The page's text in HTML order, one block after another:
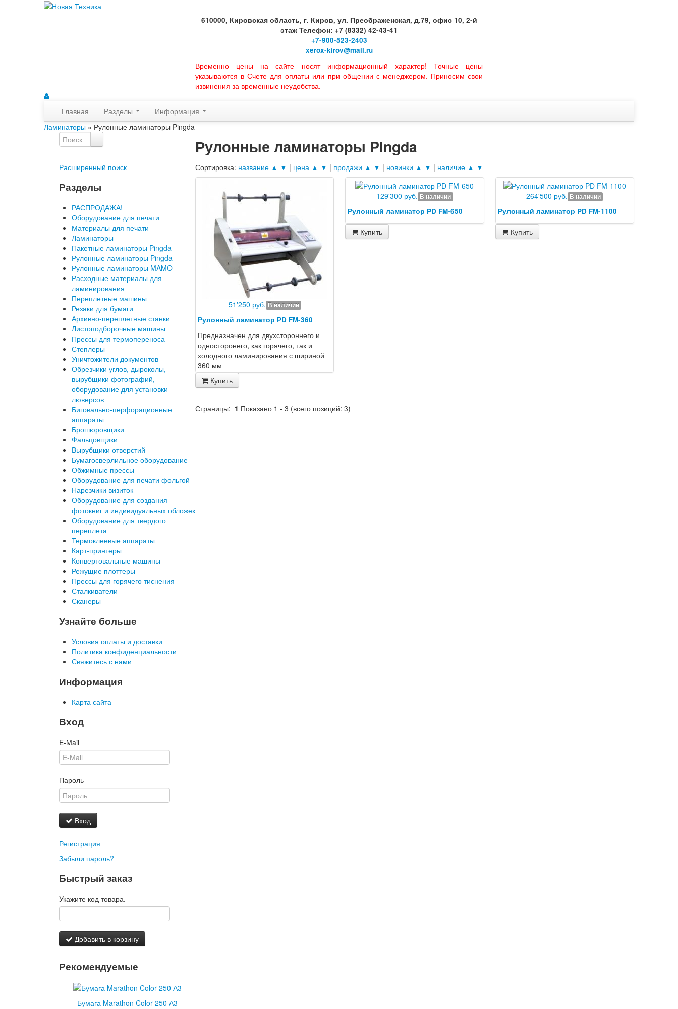
610000, Кировская область, г. Киров, ул. Преображенская, д.79, офис 10, 2-й
этаж Телефон: +7 (8332) 42-43-41
+7-900-523-2403
xerox-kirov@mail.ru
Временно цены на сайте носят информационный характер! Точные цены
указываются в Счете для оплаты или при общении с менеджером. Приносим свои
извинения за временные неудобства.
Главная Разделы
Информация
Ламинаторы » Рулонные ламинаторы Pingda
Рулонные ламинаторы Pingda
Сортировка: название ▲ ▼ | цена ▲ ▼ | продажи ▲ ▼ | новинки ▲ ▼ | наличие ▲ ▼
51'250 руб. В наличии
Рулонный ламинатор PD FM-360
Предназначен для двухстороннего и
односторонего, как горячего, так и
холодного ламинирования с шириной
360 мм
Купить
129'300 руб. В наличии
Рулонный ламинатор PD FM-650
Купить
264'500 руб. В наличии
Рулонный ламинатор PD FM-1100
Купить
Страницы: 1 Показано 1 -3 (всего позиций:3)
Расширенный поиск
Разделы
РАСПРОДАЖА!
Оборудование для печати
Материалы для печати
Ламинаторы
Пакетные ламинаторы Pingda
Рулонные ламинаторы Pingda
Рулонные ламинаторы MAMO
Расходные материалы для
ламинирования
Переплетные машины
Резаки для бумаги
Архивно-переплетные станки
Листоподборочные машины
Прессы для термопереноса
Степлеры
Уничтожители документов
Обрезчики углов, дыроколы,
вырубщики фотографий,
оборудование для установки
люверсов
Биговально-перфорационные
аппараты
Брошюровщики
Фальцовщики
Вырубщики отверстий
Бумагосверлильное оборудование
Обжимные прессы
Оборудование для печати фольгой
Нарезчики визиток
Оборудование для создания
фотокниг и индивидуальных обложек
Оборудование для твердого
переплета
Термоклеевые аппараты
Карт-принтеры
Конвертовальные машины
Режущие плоттеры
Прессы для горячего тиснения
Сталкиватели
Сканеры
Узнайте больше
Условия оплаты и доставки
Политика конфиденциальности
Свяжитесь с нами
Информация
Карта сайта
Вход
E-Mail
Пароль
Вход
Регистрация
Забыли пароль?
Быстрый заказ
Укажите код товара.
Добавить в корзину
Рекомендуемые
Бумага Marathon Color 250 А3